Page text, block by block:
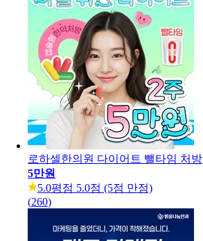
로하셀한의원 다이어트 뺄타임 처방
5만원
5.0평점 5.0점 (5점 만점)
(260)